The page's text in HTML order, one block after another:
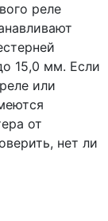
реле
15,0 мм. Если
или
от
нет ли